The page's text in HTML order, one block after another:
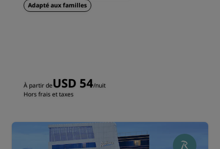
Adapté aux familles
À partir deUSD 54/nuit
Hors frais et taxes